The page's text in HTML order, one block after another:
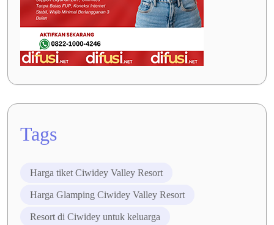
Tags
Harga tiket Ciwidey Valley Resort
Harga Glamping Ciwidey Valley Resort
Resort di Ciwidey untuk keluarga